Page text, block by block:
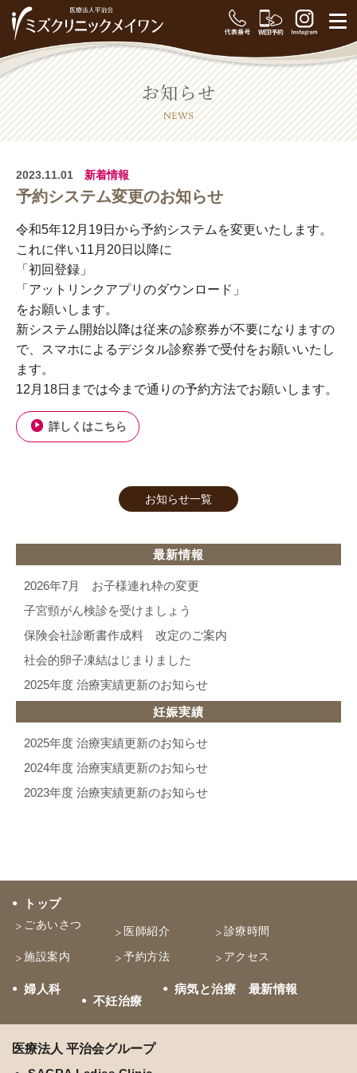
2023.11.01 新着情報
予約システム変更のお知らせ
令和5年12月19日から予約システムを変更いたします。
これに伴い11月20日以降に
「初回登録」
「アットリンクアプリのダウンロード」
をお願いします。
新システム開始以降は従来の診察券が不要になりますの
で、スマホによるデジタル診察券で受付をお願いいたし
ます。
12月18日までは今まで通りの予約方法でお願いします。
詳しくはこちら
お知らせ一覧
最新情報
2026年7月 お子様連れ枠の変更
子宮頸がん検診を受けましょう
保険会社診断書作成料 改定のご案内
社会的卵子凍結はじまりました
2025年度 治療実績更新のお知らせ
妊娠実績
2025年度 治療実績更新のお知らせ
2024年度 治療実績更新のお知らせ
2023年度 治療実績更新のお知らせ
トップ
ごあいさつ 医師紹介
診療時間
施設案内
予約方法 アクセス
婦人科
不妊治療
病気と治療 最新情報
医療法人 平治会グループ